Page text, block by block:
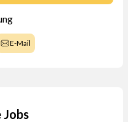
E-Mail
Jobs